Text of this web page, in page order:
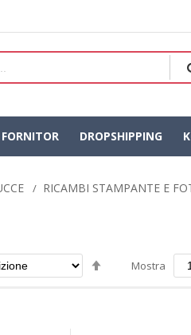
DROPSHIPPING
RICAMBI STAMPANTE E
ImpostaMostra